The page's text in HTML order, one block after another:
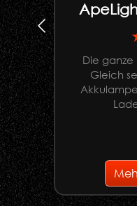
Die ganze
Gleich